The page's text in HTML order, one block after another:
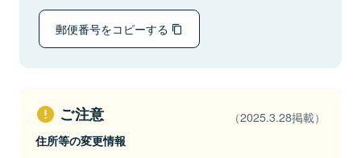
郵便番号をコピーする
ご注意 （2025.3.28掲載）
住所等の変更情報